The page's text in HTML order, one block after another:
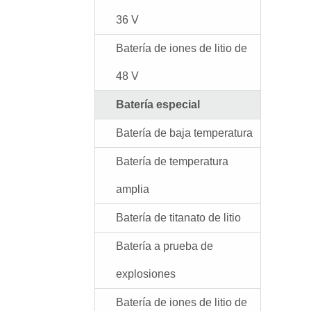
36 V
Batería de iones de litio de
48 V
Batería especial
Batería de baja temperatura
Batería de temperatura
amplia
Batería de titanato de litio
Batería a prueba de
explosiones
Batería de iones de litio de